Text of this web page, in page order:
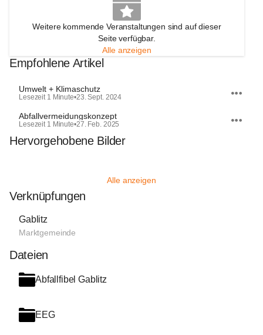
Weitere kommende Veranstaltungen sind auf dieser
Seite verfügbar.
Alle anzeigen
Empfohlene Artikel
Umwelt + Klimaschutz
Lesezeit 1 Minute•23. Sept. 2024
Abfallvermeidungskonzept
Lesezeit 1 Minute•27. Feb. 2025
Hervorgehobene Bilder
Alle anzeigen
Verknüpfungen
Gablitz
Marktgemeinde
Dateien
Abfallfibel Gablitz
EEG